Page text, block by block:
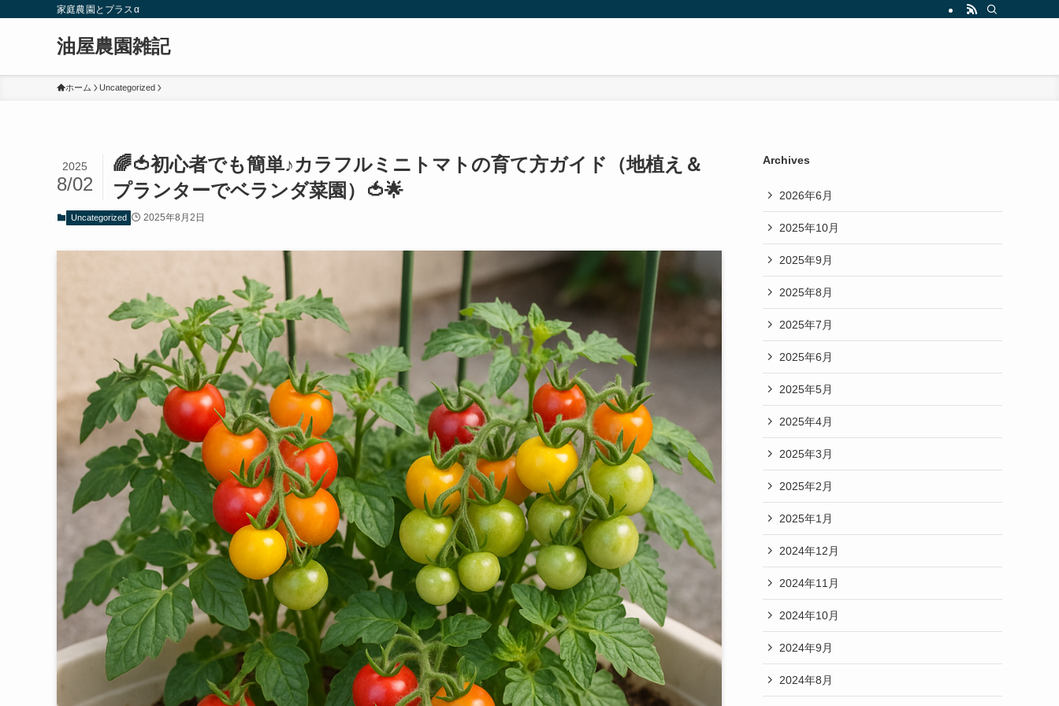
家庭農園とプラスα
油屋農園雑記
ホーム Uncategorized
🌈🍅初心者でも簡単♪カラフルミニトマトの育て方ガイド（地植え＆
プランターでベランダ菜園）🍅🌟
2025
8/02
Uncategorized 2025年8月2日
Archives
2026年6月
2025年10月
2025年9月
2025年8月
2025年7月
2025年6月
2025年5月
2025年4月
2025年3月
2025年2月
2025年1月
2024年12月
2024年11月
2024年10月
2024年9月
2024年8月